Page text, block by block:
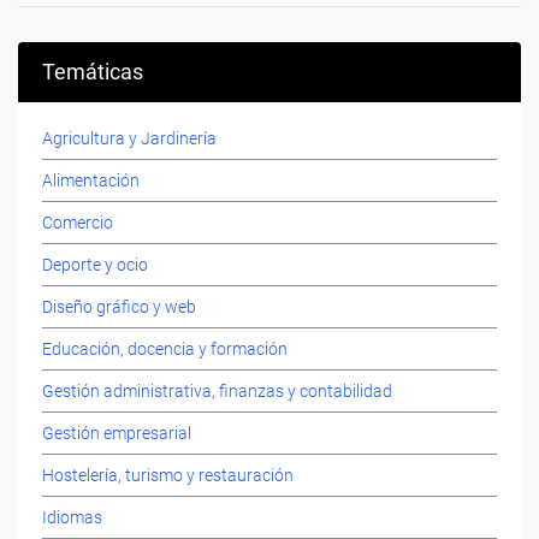
Temáticas
Agricultura y Jardinería
Alimentación
Comercio
Deporte y ocio
Diseño gráfico y web
Educación, docencia y formación
Gestión administrativa, finanzas y contabilidad
Gestión empresarial
Hostelería, turismo y restauración
Idiomas